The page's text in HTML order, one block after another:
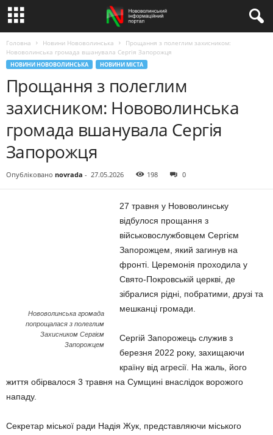
Головна Новини Нововолинська
Прощання з полеглим захисником:
Нововолинська громада вшанувала Сергія Запорожця
НОВИНИ НОВОВОЛИНСЬКА НОВИНИ МІСТА
Прощання з полеглим
захисником: Нововолинська
громада вшанувала Сергія
Запорожця
Опубліковано novrada - 27.05.2026 198 0
Нововолинська громада
попрощалася з полеглим
Захисником Сергієм
Запорожцем
27 травня у Нововолинську
відбулося прощання з
військовослужбовцем Сергієм
Запорожцем, який загинув на
фронті. Церемонія проходила у
Свято-Покровській церкві, де
зібралися рідні, побратими, друзі та
мешканці громади.
Сергій Запорожець служив з
березня 2022 року, захищаючи
країну від агресії. На жаль, його
життя обірвалося 3 травня на Сумщині внаслідок ворожого
нападу.
Секретар міської ради Надія Жук, представляючи міського